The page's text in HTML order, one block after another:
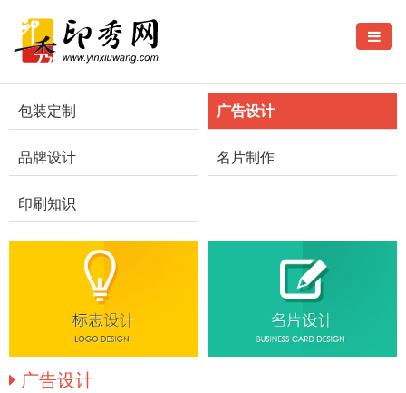
包装定制 广告设计
品牌设计 名片制作
印刷知识
广告设计